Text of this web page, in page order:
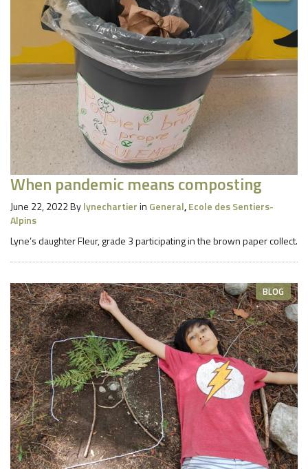
When pandemic means composting
June 22, 2022Bylynechartierin General,Ecole des Sentiers-
Alpins
Lyne’s daughter Fleur, grade 3 participating in the brown paper collect.
BLOG